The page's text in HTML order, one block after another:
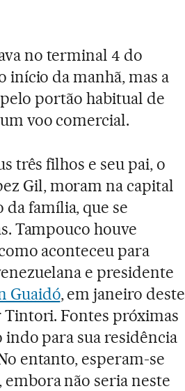
no terminal 4 do
início da manhã, mas a
portão habitual de
voo comercial.
três filhos e seu pai, o
Gil, moram na capital
família, que se
Tampouco houve
aconteceu para
e presidente
Guaidó, em janeiro deste
Fontes próximas
para sua residência
entanto, esperam-se
não seria neste